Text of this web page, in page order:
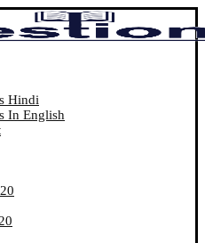
Hindi
In English